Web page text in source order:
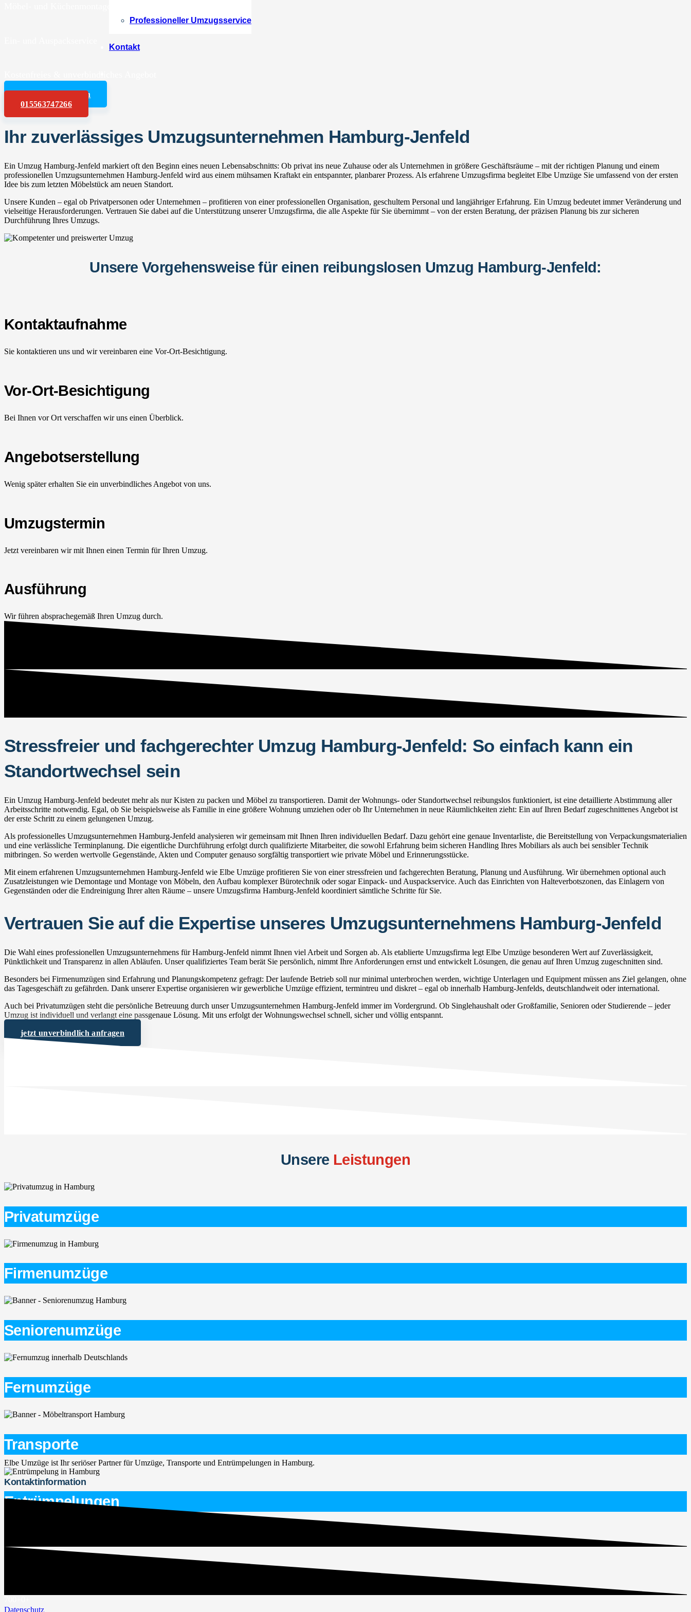
Professioneller Umzugsservice
Kontakt
Angebot anfordern
015563747266
Ihr zuverlässiges Umzugsunternehmen Hamburg-Jenfeld
Ein Umzug Hamburg-Jenfeld markiert oft den Beginn eines neuen Lebensabschnitts: Ob privat ins neue Zuhause oder als Unternehmen in größere Geschäftsräume – mit der richtigen Planung und einem
professionellen Umzugsunternehmen Hamburg-Jenfeld wird aus einem mühsamen Kraftakt ein entspannter, planbarer Prozess. Als erfahrene Umzugsfirma begleitet Elbe Umzüge Sie umfassend von der ersten
Idee bis zum letzten Möbelstück am neuen Standort.
Unsere Kunden – egal ob Privatpersonen oder Unternehmen – profitieren von einer professionellen Organisation, geschultem Personal und langjähriger Erfahrung. Ein Umzug bedeutet immer Veränderung und
vielseitige Herausforderungen. Vertrauen Sie dabei auf die Unterstützung unserer Umzugsfirma, die alle Aspekte für Sie übernimmt – von der ersten Beratung, der präzisen Planung bis zur sicheren
Durchführung Ihres Umzugs.
Unsere Vorgehensweise für einen reibungslosen Umzug Hamburg-Jenfeld:
Kontaktaufnahme
Sie kontaktieren uns und wir vereinbaren eine Vor-Ort-Besichtigung.
Vor-Ort-Besichtigung
Bei Ihnen vor Ort verschaffen wir uns einen Überblick.
Angebotserstellung
Wenig später erhalten Sie ein unverbindliches Angebot von uns.
Umzugstermin
Jetzt vereinbaren wir mit Ihnen einen Termin für Ihren Umzug.
Ausführung
Wir führen absprachegemäß Ihren Umzug durch.
Stressfreier und fachgerechter Umzug Hamburg-Jenfeld: So einfach kann ein
Standortwechsel sein
Ein Umzug Hamburg-Jenfeld bedeutet mehr als nur Kisten zu packen und Möbel zu transportieren. Damit der Wohnungs- oder Standortwechsel reibungslos funktioniert, ist eine detaillierte Abstimmung aller
Arbeitsschritte notwendig. Egal, ob Sie beispielsweise als Familie in eine größere Wohnung umziehen oder ob Ihr Unternehmen in neue Räumlichkeiten zieht: Ein auf Ihren Bedarf zugeschnittenes Angebot ist
der erste Schritt zu einem gelungenen Umzug.
Als professionelles Umzugsunternehmen Hamburg-Jenfeld analysieren wir gemeinsam mit Ihnen Ihren individuellen Bedarf. Dazu gehört eine genaue Inventarliste, die Bereitstellung von Verpackungsmaterialien
und eine verlässliche Terminplanung. Die eigentliche Durchführung erfolgt durch qualifizierte Mitarbeiter, die sowohl Erfahrung beim sicheren Handling Ihres Mobiliars als auch bei sensibler Technik
mitbringen. So werden wertvolle Gegenstände, Akten und Computer genauso sorgfältig transportiert wie private Möbel und Erinnerungsstücke.
Mit einem erfahrenen Umzugsunternehmen Hamburg-Jenfeld wie Elbe Umzüge profitieren Sie von einer stressfreien und fachgerechten Beratung, Planung und Ausführung. Wir übernehmen optional auch
Zusatzleistungen wie Demontage und Montage von Möbeln, den Aufbau komplexer Bürotechnik oder sogar Einpack- und Auspackservice. Auch das Einrichten von Halteverbotszonen, das Einlagern von
Gegenständen oder die Endreinigung Ihrer alten Räume – unsere Umzugsfirma Hamburg-Jenfeld koordiniert sämtliche Schritte für Sie.
Vertrauen Sie auf die Expertise unseres Umzugsunternehmens Hamburg-Jenfeld
Die Wahl eines professionellen Umzugsunternehmens für Hamburg-Jenfeld nimmt Ihnen viel Arbeit und Sorgen ab. Als etablierte Umzugsfirma legt Elbe Umzüge besonderen Wert auf Zuverlässigkeit,
Pünktlichkeit und Transparenz in allen Abläufen. Unser qualifiziertes Team berät Sie persönlich, nimmt Ihre Anforderungen ernst und entwickelt Lösungen, die genau auf Ihren Umzug zugeschnitten sind.
Besonders bei Firmenumzügen sind Erfahrung und Planungskompetenz gefragt: Der laufende Betrieb soll nur minimal unterbrochen werden, wichtige Unterlagen und Equipment müssen ans Ziel gelangen, ohne
das Tagesgeschäft zu gefährden. Dank unserer Expertise organisieren wir gewerbliche Umzüge effizient, termintreu und diskret – egal ob innerhalb Hamburg-Jenfelds, deutschlandweit oder international.
Auch bei Privatumzügen steht die persönliche Betreuung durch unser Umzugsunternehmen Hamburg-Jenfeld immer im Vordergrund. Ob Singlehaushalt oder Großfamilie, Senioren oder Studierende – jeder
Umzug ist individuell und verlangt eine passgenaue Lösung. Mit uns erfolgt der Wohnungswechsel schnell, sicher und völlig entspannt.
jetzt unverbindlich anfragen
Unsere Leistungen
Privatumzüge
Firmenumzüge
Seniorenumzüge
Fernumzüge
Transporte
Entrümpelungen
Elbe Umzüge ist Ihr seriöser Partner für Umzüge, Transporte und Entrümpelungen in Hamburg.
Kontaktinformation
service@elbe-umzuege.de
Datenschutz